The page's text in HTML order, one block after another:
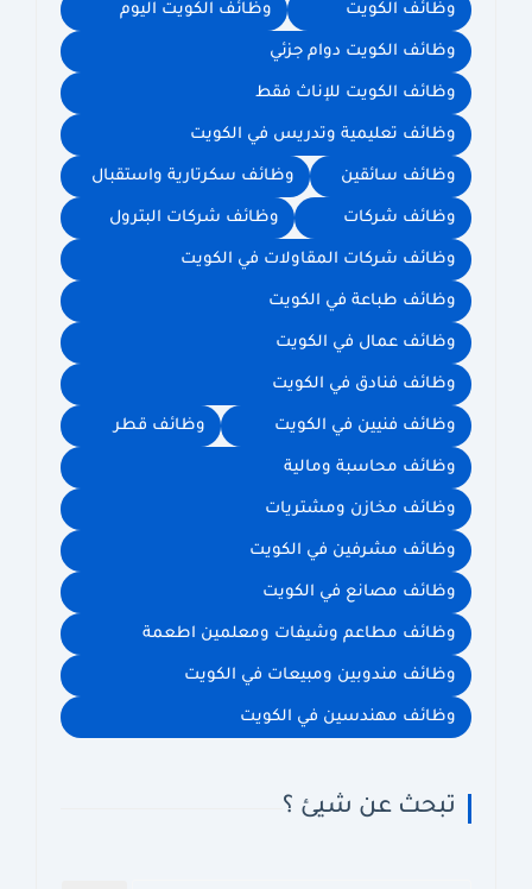
وظائف الكويت وظائف الكويت اليوم
وظائف الكويت دوام جزئي
وظائف الكويت للإناث فقط
وظائف تعليمية وتدريس في الكويت
وظائف سائقين وظائف سكرتارية واستقبال
وظائف شركات وظائف شركات البترول
وظائف شركات المقاولات في الكويت
وظائف طباعة في الكويت
وظائف عمال في الكويت
وظائف فنادق في الكويت
وظائف فنيين في الكويت وظائف قطر
وظائف محاسبة ومالية
وظائف مخازن ومشتريات
وظائف مشرفين في الكويت
وظائف مصانع في الكويت
وظائف مطاعم وشيفات ومعلمين اطعمة
وظائف مندوبين ومبيعات في الكويت
وظائف مهندسين في الكويت
تبحث عن شيئ ؟